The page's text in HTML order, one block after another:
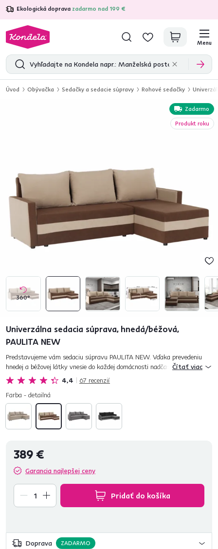
Ekologická doprava zadarmo nad 199 €
4,7 31 333overených produktových recenzií
Menu
Úvod Obývačka Sedačky a sedacie súpravy Rohové sedačky
360°
Zadarmo
Produkt roku
Univerzálna sedacia súprava, hnedá/béžová,
PAULITA NEW
4,4 67 recenzií
Predstavujeme vám sedaciu súpravu PAULITA NEW. Vďaka prevedeniu
hnedej a béžovej látky vnesie do každej domácnosti nadčasovú atmosféru.
Leňošenie môže začať, vďaka funkcii rozkladu premeníte sedačku...
Čítať viac
Farba - detailná
389 €
Garancia najlepšej ceny
Pridať do košíka
Doprava ZADARMO